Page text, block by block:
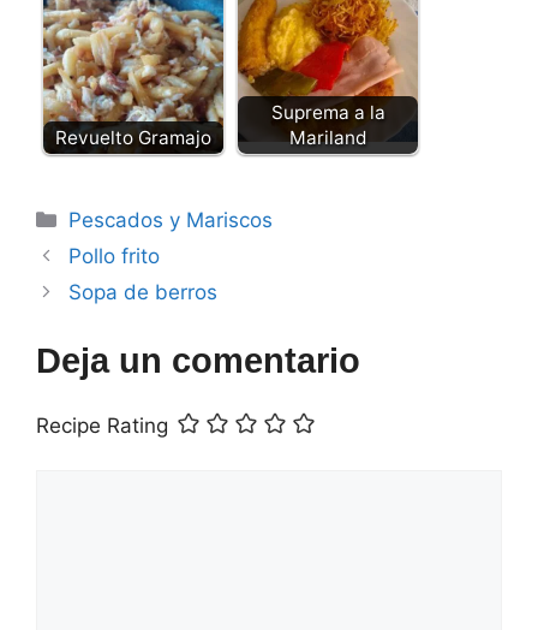
Revuelto Gramajo
Suprema a la
Mariland
Categorías
Pescados y Mariscos
Pollo frito
Sopa de berros
Deja un comentario
Recipe Rating